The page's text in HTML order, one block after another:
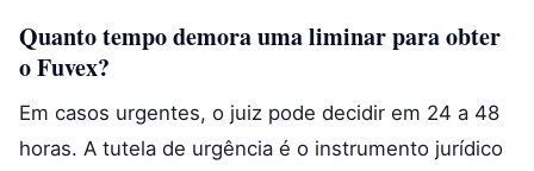
Quanto tempo demora uma liminar para obter
o Fuvex?
Em casos urgentes, o juiz pode decidir em 24 a 48
horas. A tutela de urgência é o instrumento jurídico